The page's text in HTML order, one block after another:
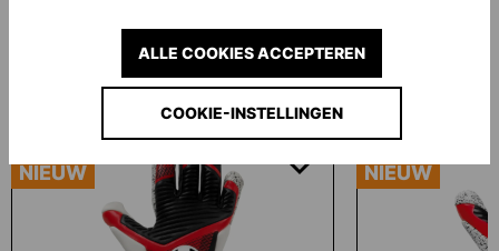
Productgalerij overslaan
Accessory Items
NIEUW NIEUW
COOKIE-INSTELLINGEN
ALLE COOKIES ACCEPTEREN